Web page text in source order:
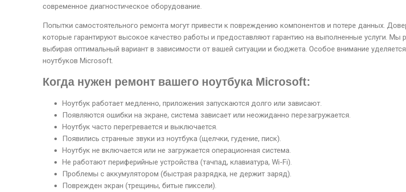
современное диагностическое оборудование.
Попытки самостоятельного ремонта могут привести к повреждению компонентов и потере данных.
которые гарантируют высокое качество работы и предоставляют гарантию на выполненные услуги.
выбирая оптимальный вариант в зависимости от вашей ситуации и бюджета. Особое внимание
ноутбуков Microsoft.
Когда нужен ремонт вашего ноутбука Microsoft:
Ноутбук работает медленно, приложения запускаются долго или зависают.
Появляются ошибки на экране, система зависает или неожиданно перезагружается.
Ноутбук часто перегревается и выключается.
Появились странные звуки из ноутбука (щелчки, гудение, писк).
Ноутбук не включается или не загружается операционная система.
Не работают периферийные устройства (тачпад, клавиатура, Wi-Fi).
Проблемы с аккумулятором (быстрая разрядка, не держит заряд).
Поврежден экран (трещины, битые пиксели).